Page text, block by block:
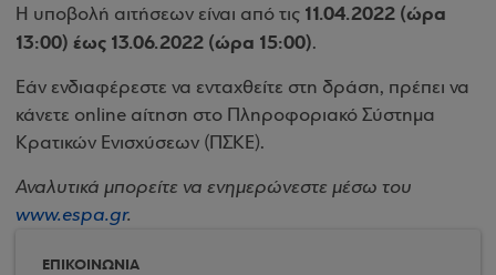
Η υποβολή αιτήσεων είναι από τις 11.04.2022 (ώρα
13:00) έως 13.06.2022 (ώρα 15:00).
Εάν ενδιαφέρεστε να ενταχθείτε στη δράση, πρέπει να
κάνετε online αίτηση στο Πληροφοριακό Σύστημα
Κρατικών Ενισχύσεων (ΠΣΚΕ).
Αναλυτικά μπορείτε να ενημερώνεστε μέσω του
www.espa.gr.
ΕΠΙΚΟΙΝΩΝΙΑ